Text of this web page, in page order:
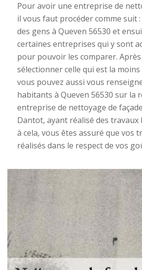
Pour avoir une entreprise de
il vous faut procéder comme suit :
des gens à Queven 56530 et
certaines entreprises qui y sont
pour pouvoir les comparer. Après
sélectionner celle qui est la
vous pouvez aussi vous
habitants à Queven 56530 sur la
entreprise de nettoyage de
Dantot, ayant réalisé des travaux
à cela, vous êtes assuré que vos
réalisés dans le respect de vos